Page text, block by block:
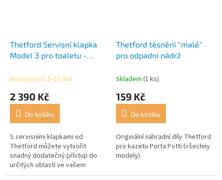
Thetford Servisní klapka
Model 3 pro toaletu -
Dostupnost: 5-10 dnů
2 390 Kč
Do košíku
S servisními klapkami od
Thetford můžete vytvořit
snadný dodatečný přístup do
určitých oblastí ve vašem
karavanu nebo obytném voze.
Thetford těsnění "malé"
pro odpadní nádrž
Skladem (1 ks)
159 Kč
Do košíku
Originální náhradní díly Thetford
pro kazetu Porta Potti (všechny
modely)